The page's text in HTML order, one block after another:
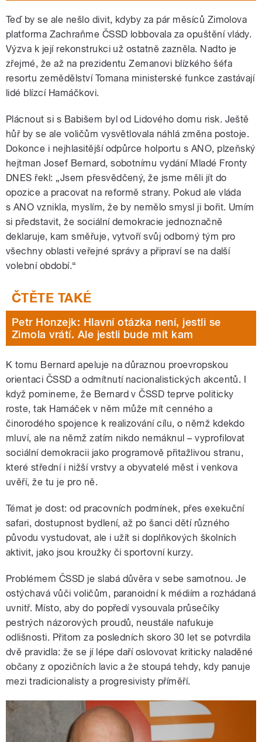
Teď by se ale nešlo divit, kdyby za pár měsíců Zimolova
platforma Zachraňme ČSSD lobbovala za opuštění vlády.
Výzva k její rekonstrukci už ostatně zazněla. Nadto je
zřejmé, že až na prezidentu Zemanovi blízkého šéfa
resortu zemědělství Tomana ministerské funkce zastávají
lidé blízcí Hamáčkovi.
Plácnout si s Babišem byl od Lidového domu risk. Ještě
hůř by se ale voličům vysvětlovala náhlá změna postoje.
Dokonce i nejhlasitější odpůrce holportu s ANO, plzeňský
hejtman Josef Bernard, sobotnímu vydání Mladé Fronty
DNES řekl: „Jsem přesvědčený, že jsme měli jít do
opozice a pracovat na reformě strany. Pokud ale vláda
s ANO vznikla, myslím, že by nemělo smysl ji bořit. Umím
si představit, že sociální demokracie jednoznačně
deklaruje, kam směřuje, vytvoří svůj odborný tým pro
všechny oblasti veřejné správy a připraví se na další
volební období.“
Petr Honzejk: Hlavní otázka není, jestli se
Zimola vrátí. Ale jestli bude mít kam
K tomu Bernard apeluje na důraznou proevropskou
orientaci ČSSD a odmítnutí nacionalistických akcentů. I
když pomineme, že Bernard v ČSSD teprve politicky
roste, tak Hamáček v něm může mít cenného a
činorodého spojence k realizování cílu, o němž kdekdo
mluví, ale na němž zatím nikdo nemáknul – vyprofilovat
sociální demokracii jako programově přitažlivou stranu,
které střední i nižší vrstvy a obyvatelé měst i venkova
uvěří, že tu je pro ně.
Témat je dost: od pracovních podmínek, přes exekuční
safari, dostupnost bydlení, až po šanci dětí různého
původu vystudovat, ale i užít si doplňkových školních
aktivit, jako jsou kroužky či sportovní kurzy.
Problémem ČSSD je slabá důvěra v sebe samotnou. Je
ostýchavá vůči voličům, paranoidní k médiím a rozhádaná
uvnitř. Místo, aby do popředí vysouvala průsečíky
pestrých názorových proudů, neustále nafukuje
odlišnosti. Přitom za posledních skoro 30 let se potvrdila
dvě pravidla: že se jí lépe daří oslovovat kriticky naladěné
občany z opozičních lavic a že stoupá tehdy, kdy panuje
mezi tradicionalisty a progresivisty příměří.